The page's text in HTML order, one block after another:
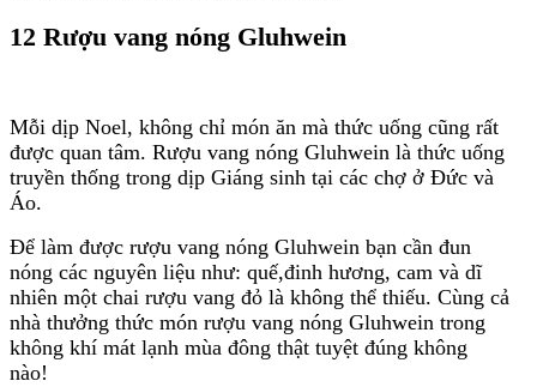
12 Rượu vang nóng Gluhwein
Mỗi dịp Noel, không chỉ món ăn mà thức uống cũng rất
được quan tâm. Rượu vang nóng Gluhwein là thức uống
truyền thống trong dịp Giáng sinh tại các chợ ở Đức và
Áo.
Để làm được rượu vang nóng Gluhwein bạn cần đun
nóng các nguyên liệu như: quế,đinh hương, cam và dĩ
nhiên một chai rượu vang đỏ là không thể thiếu. Cùng cả
nhà thưởng thức món rượu vang nóng Gluhwein trong
không khí mát lạnh mùa đông thật tuyệt đúng không
nào!